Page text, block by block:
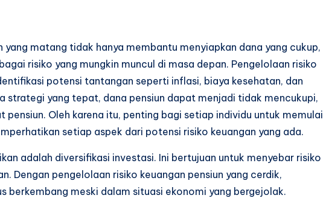
yang matang tidak hanya membantu menyiapkan dana yang cukup,
risiko yang mungkin muncul di masa depan. Pengelolaan risiko
potensi tantangan seperti inflasi, biaya kesehatan, dan
strategi yang tepat, dana pensiun dapat menjadi tidak mencukupi,
pensiun. Oleh karena itu, penting bagi setiap individu untuk memulai
setiap aspek dari potensi risiko keuangan yang ada.
adalah diversifikasi investasi. Ini bertujuan untuk menyebar risiko
Dengan pengelolaan risiko keuangan pensiun yang cerdik,
meski dalam situasi ekonomi yang bergejolak.